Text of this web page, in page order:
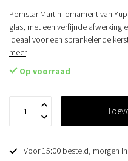
Pornstar Martini ornament van
glas, met een verfijnde afwerking
Ideaal voor een sprankelende
meer.
Op voorraad
Voor 15:00 besteld, morgen in